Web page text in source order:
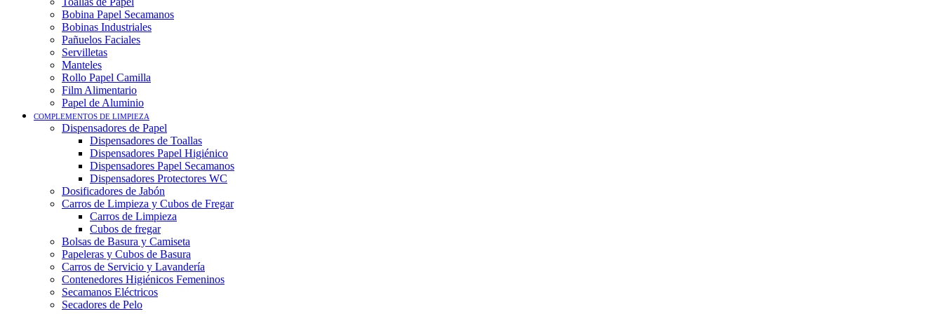
Bobina Papel Secamanos
Bobinas Industriales
Pañuelos Faciales
Servilletas
Manteles
Rollo Papel Camilla
Film Alimentario
Papel de Aluminio
COMPLEMENTOS DE LIMPIEZA
Dispensadores de Papel
Dispensadores de Toallas
Dispensadores Papel Higiénico
Dispensadores Papel Secamanos
Dispensadores Protectores WC
Dosificadores de Jabón
Carros de Limpieza y Cubos de Fregar
Carros de Limpieza
Cubos de fregar
Bolsas de Basura y Camiseta
Papeleras y Cubos de Basura
Carros de Servicio y Lavandería
Contenedores Higiénicos Femeninos
Secamanos Eléctricos
Secadores de Pelo